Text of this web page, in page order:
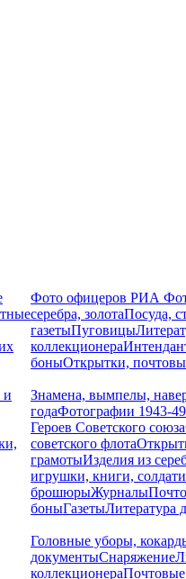
Фото офицеров РИА
серебра, золотаПосуда,
газетыПуговицы
коллекционера
боныОткрытки,
и
Знамена, вымпелы,
годаФотографии 1943-
Героев Советского союза
советского флота
грамотыИзделия из
игрушки, книги,
брошюрыЖурналы
боныГазетыЛитература
Головные уборы,
документыСнаряжение
коллекционера